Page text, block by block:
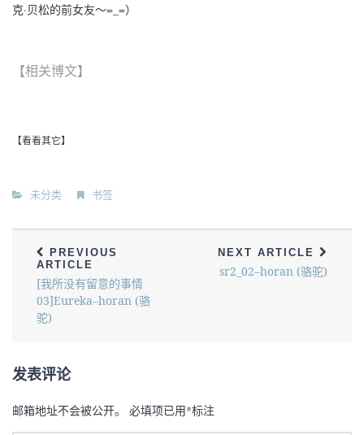
克·贝松的前女友～=_=）
【相关博文】
【看看其它】
未分类 书签
PREVIOUS
ARTICLE
[我所没有留意的事情
03]Eureka–horan (骆
驼)
NEXT ARTICLE
sr2_02–horan (骆驼)
发表评论
邮箱地址不会被公开。 必填项已用*标注